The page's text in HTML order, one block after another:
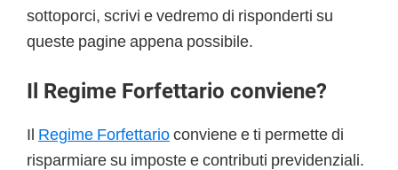
sottoporci, scrivi e vedremo di risponderti su
queste pagine appena possibile.
Il Regime Forfettario conviene?
Il Regime Forfettarioconviene e ti permette di
risparmiare su imposte e contributi previdenziali.